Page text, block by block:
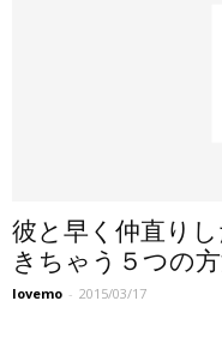
彼と早く仲直り
きちゃう５つの
lovemo - 2015/03/17